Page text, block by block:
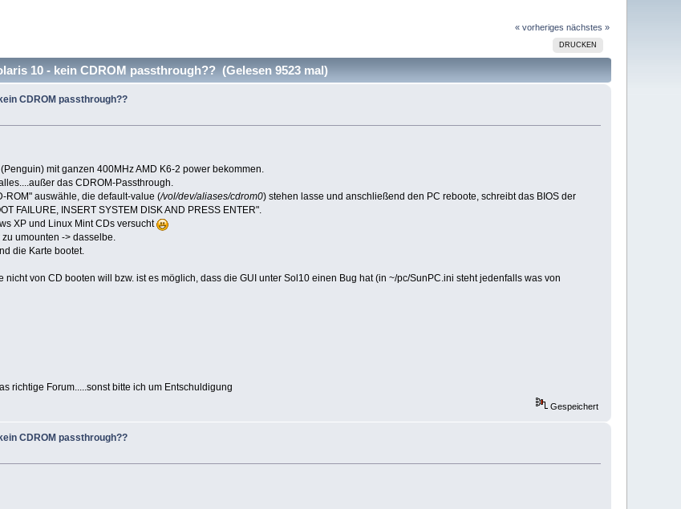
« vorheriges nächstes »
DRUCKEN
10 - kein CDROM passthrough?? (Gelesen 9523 mal)
CDROM passthrough??
mit ganzen 400MHz AMD K6-2 power bekommen.
das CDROM-Passthrough.
ROM" auswähle, die default-value (/vol/dev/aliases/cdrom0) stehen lasse und anschließend den PC reboote, schreibt das BIOS der
FAILURE, INSERT SYSTEM DISK AND PRESS ENTER".
XP und Linux Mint CDs versucht
umounten -> dasselbe.
die Karte bootet.
nicht von CD booten will bzw. ist es möglich, dass die GUI unter Sol10 einen Bug hat (in ~/pc/SunPC.ini steht jedenfalls was von
richtige Forum.....sonst bitte ich um Entschuldigung
Gespeichert
CDROM passthrough??